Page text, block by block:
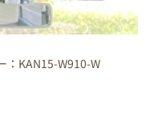
：KAN15-W910-W